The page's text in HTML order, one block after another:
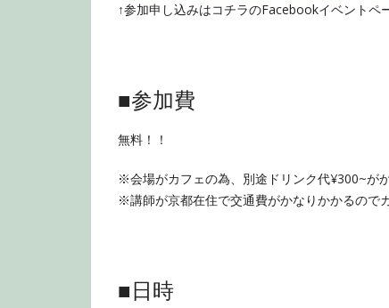
↑参加申し込みはコチラのFacebookイベントペ
■参加費
無料！！
※会場がカフェの為、別途ドリンク代¥300~が
※講師が京都在住で交通費がかなりかかるので
■日時